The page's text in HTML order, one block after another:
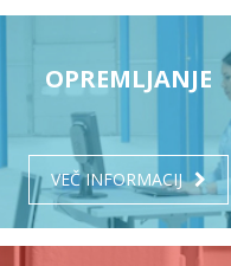
OPREMLJANJE
VEČ INFORMACIJ